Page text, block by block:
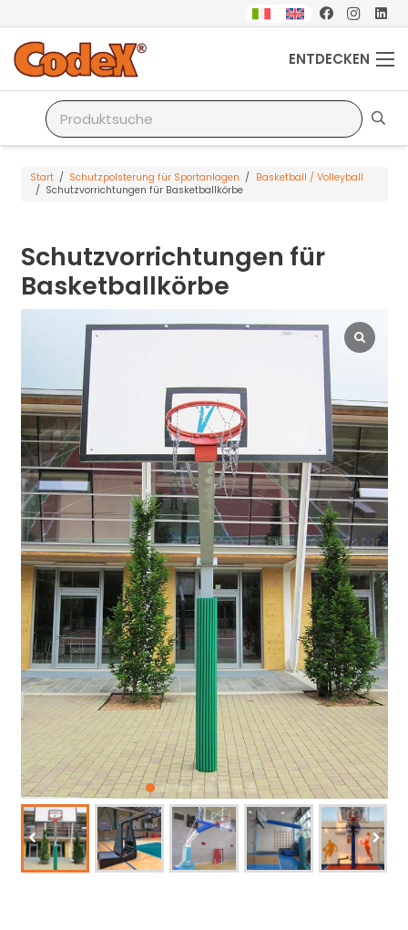
ENTDECKEN
Start / Schutzpolsterung für Sportanlagen / Basketball / Volleyball
/ Schutzvorrichtungen für Basketballkörbe
Schutzvorrichtungen für
Basketballkörbe